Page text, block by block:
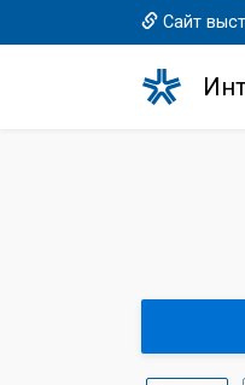
Сайт